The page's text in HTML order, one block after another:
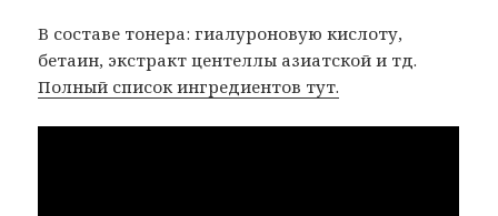
В составе тонера: гиалуроновую кислоту,
бетаин, экстракт центеллы азиатской и тд.
Полный список ингредиентов тут.